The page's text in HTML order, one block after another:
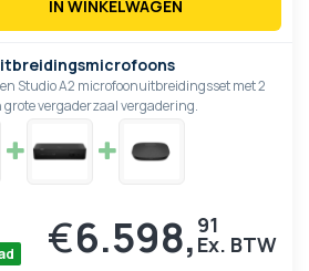
IN WINKELWAGEN
en Studio A2 microfoonuitbreidingsset met 2
grote vergaderzaal vergadering.
€6.598, 91